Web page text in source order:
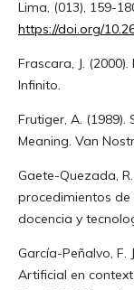
Lima, (013), 159-
https://doi.org/
Frascara, J.
Infinito.
Frutiger, A. (1989).
Meaning. Van
Gaete-Quezada,
procedimientos de
docencia y
García-Peñalvo, F.
Artificial en